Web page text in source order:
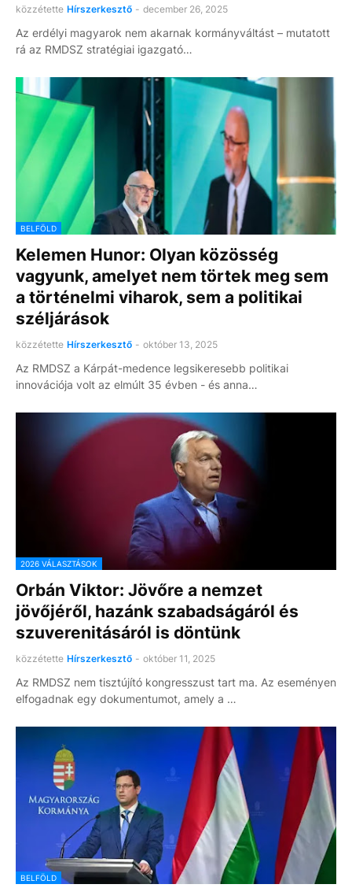
közzétette Hírszerkesztő - december 26, 2025
Az erdélyi magyarok nem akarnak kormányváltást – mutatott
rá az RMDSZ stratégiai igazgató…
BELFÖLD
Kelemen Hunor: Olyan közösség
vagyunk, amelyet nem törtek meg sem
a történelmi viharok, sem a politikai
széljárások
közzétette Hírszerkesztő - október 13, 2025
Az RMDSZ a Kárpát-medence legsikeresebb politikai
innovációja volt az elmúlt 35 évben - és anna…
2026 VÁLASZTÁSOK
Orbán Viktor: Jövőre a nemzet
jövőjéről, hazánk szabadságáról és
szuverenitásáról is döntünk
közzétette Hírszerkesztő - október 11, 2025
Az RMDSZ nem tisztújító kongresszust tart ma. Az eseményen
elfogadnak egy dokumentumot, amely a …
BELFÖLD